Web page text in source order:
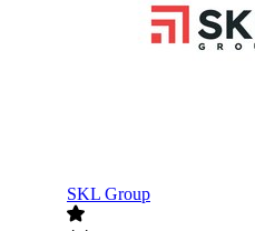
SKL Group